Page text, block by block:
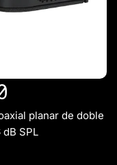
planar de doble
SPL